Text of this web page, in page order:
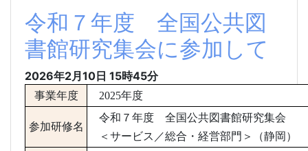
令和７年度 全国公共図
書館研究集会に参加して
2026年2月10日 15時45分
事業年度 2025年度
参加研修名
令和７年度 全国公共図書館研究集会
＜サービス／総合・経営部門＞（静岡）